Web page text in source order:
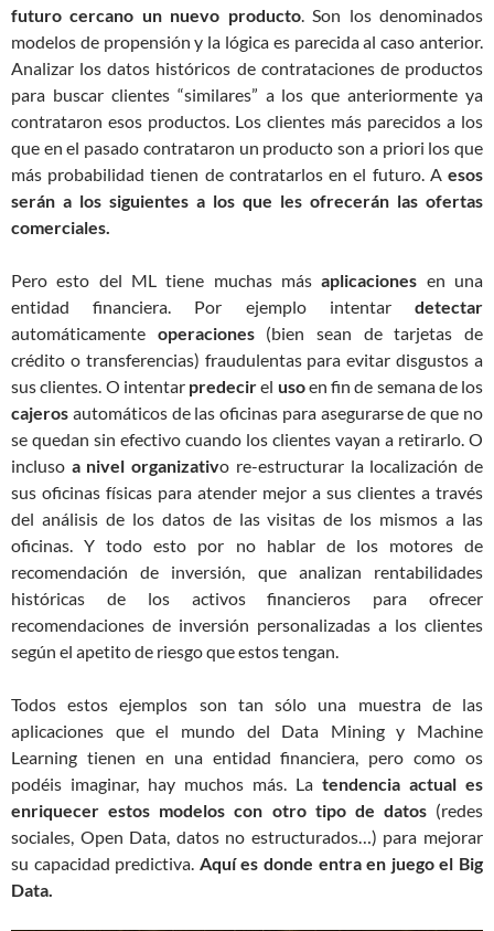
futuro cercano un nuevo producto. Son los denominados
modelos de propensión y la lógica es parecida al caso anterior.
Analizar los datos históricos de contrataciones de productos
para buscar clientes “similares” a los que anteriormente ya
contrataron esos productos. Los clientes más parecidos a los
que en el pasado contrataron un producto son a priori los que
más probabilidad tienen de contratarlos en el futuro. A esos
serán a los siguientes a los que les ofrecerán las ofertas
comerciales.
Pero esto del ML tiene muchas másaplicaciones en una
entidad financiera. Por ejemplo intentar detectar
automáticamente operaciones(bien sean de tarjetas de
crédito o transferencias) fraudulentas para evitar disgustos a
sus clientes. O intentar predecirel usoen fin de semana de los
cajeros automáticos de las oficinas para asegurarse de que no
se quedan sin efectivo cuando los clientes vayan a retirarlo. O
incluso a nivel organizativo re-estructurar la localización de
sus oficinas físicas para atender mejor a sus clientes a través
del análisis de los datos de las visitas de los mismos a las
oficinas. Y todo esto por no hablar de los motores de
recomendación de inversión, que analizan rentabilidades
históricas de los activos financieros para ofrecer
recomendaciones de inversión personalizadas a los clientes
según el apetito de riesgo que estos tengan.
Todos estos ejemplos son tan sólo una muestra de las
aplicaciones que el mundo del Data Mining y Machine
Learning tienen en una entidad financiera, pero como os
podéis imaginar, hay muchos más. La tendencia actual es
enriquecer estos modelos con otro tipo de datos(redes
sociales, Open Data, datos no estructurados…) para mejorar
su capacidad predictiva. Aquí es donde entra en juego el Big
Data.